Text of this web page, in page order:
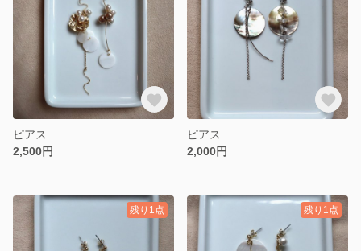
ピアス
2,500円
ピアス
2,000円
残り1点 残り1点